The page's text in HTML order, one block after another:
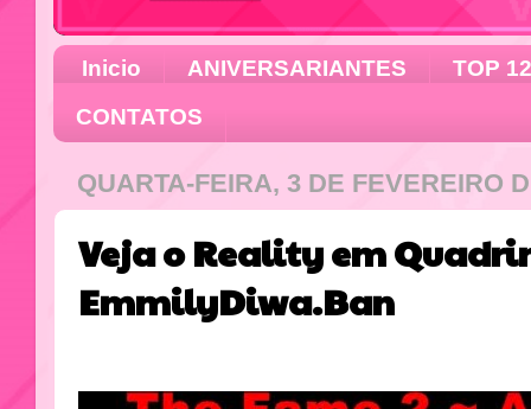
Inicio ANIVERSARIANTES
TOP 12
CONTATOS
QUARTA-FEIRA, 3 DE FEVEREIRO
Veja o Reality em
EmmilyDiwa.Ban